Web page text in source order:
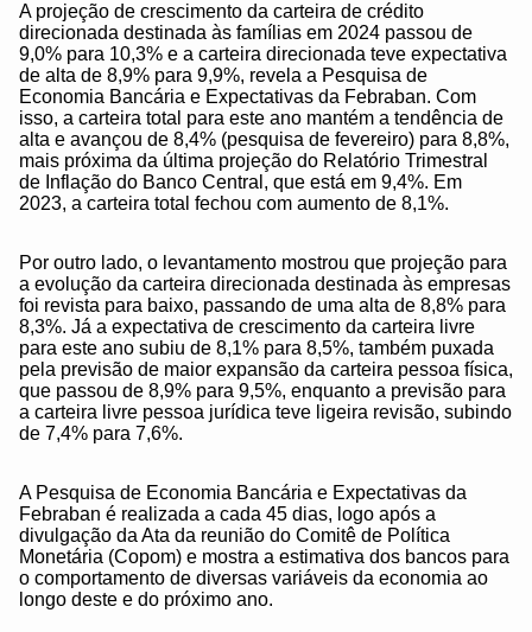
A projeção de crescimento da carteira de crédito
direcionada destinada às famílias em 2024 passou de
9,0% para 10,3% e a carteira direcionada teve expectativa
de alta de 8,9% para 9,9%, revela a Pesquisa de
Economia Bancária e Expectativas da Febraban. Com
isso, a carteira total para este ano mantém a tendência de
alta e avançou de 8,4% (pesquisa de fevereiro) para 8,8%,
mais próxima da última projeção do Relatório Trimestral
de Inflação do Banco Central, que está em 9,4%. Em
2023, a carteira total fechou com aumento de 8,1%.
Por outro lado, o levantamento mostrou que projeção para
a evolução da carteira direcionada destinada às empresas
foi revista para baixo, passando de uma alta de 8,8% para
8,3%. Já a expectativa de crescimento da carteira livre
para este ano subiu de 8,1% para 8,5%, também puxada
pela previsão de maior expansão da carteira pessoa física,
que passou de 8,9% para 9,5%, enquanto a previsão para
a carteira livre pessoa jurídica teve ligeira revisão, subindo
de 7,4% para 7,6%.
A Pesquisa de Economia Bancária e Expectativas da
Febraban é realizada a cada 45 dias, logo após a
divulgação da Ata da reunião do Comitê de Política
Monetária (Copom) e mostra a estimativa dos bancos para
o comportamento de diversas variáveis da economia ao
longo deste e do próximo ano.